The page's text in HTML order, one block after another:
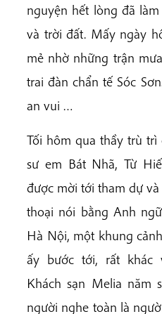
nguyện hết lòng đã
và trời đất. Mấy ngày
mẻ nhờ những trận
trai đàn chẩn tế Sóc
an vui …
Tối hôm qua thầy trù trì
sư em Bát Nhã, Từ
được mời tới tham dự
thoại nói bằng Anh
Hà Nội, một khung
ấy bước tới, rất khác
Khách sạn Melia năm
người nghe toàn là